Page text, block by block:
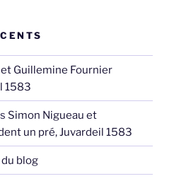
Guillemine Fournier
1583
Simon Nigueau et
un pré, Juvardeil 1583
blog